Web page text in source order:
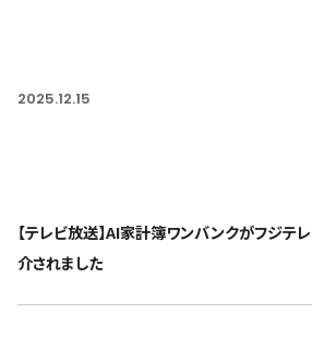
2025.12.15
【テレビ放送】AI家計簿ワンバンクがフジテレ
介されました